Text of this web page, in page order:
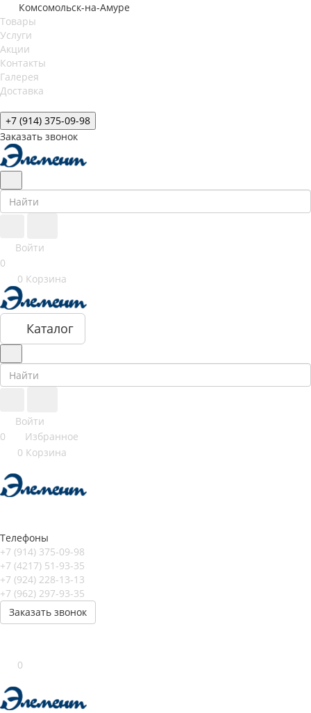
Комсомольск-на-Амуре
Товары
Услуги
Акции
Контакты
Галерея
Доставка
+7 (914) 375-09-98
Заказать звонок
Войти
0
0 Корзина
Каталог
Войти
0
Избранное
0 Корзина
Телефоны
+7 (914) 375-09-98
+7 (4217) 51-93-35
+7 (924) 228-13-13
+7 (962) 297-93-35
Заказать звонок
0